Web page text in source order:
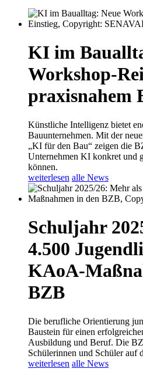
KI im
Workshop-
praxisnahem
Künstliche Intelligenz bietet
Bauunternehmen. Mit der
„KI für den Bau“ zeigen die
Unternehmen KI konkret und
können.
weiterlesen alle News
Schuljahr
4.500
KAoA-
BZB
Die berufliche Orientierung
Baustein für einen
Ausbildung und Beruf. Die
Schülerinnen und Schüler auf
weiterlesen alle News